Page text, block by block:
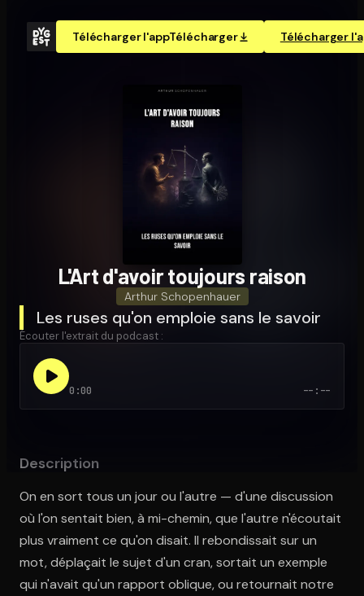
Télécharger l'appTélécharger Télécharger
L'Art d'avoir toujours raison
Arthur Schopenhauer
Les ruses qu'on emploie sans le savoir
Écouter l'extrait du podcast :
0:00 --:--
Description
On en sort tous un jour ou l'autre — d'une discussion
où l'on sentait bien, à mi-chemin, que l'autre n'écoutait
plus vraiment ce qu'on disait. Il rebondissait sur un
mot, déplaçait le sujet d'un cran, sortait un exemple
qui n'avait qu'un rapport oblique, ou retournait notre